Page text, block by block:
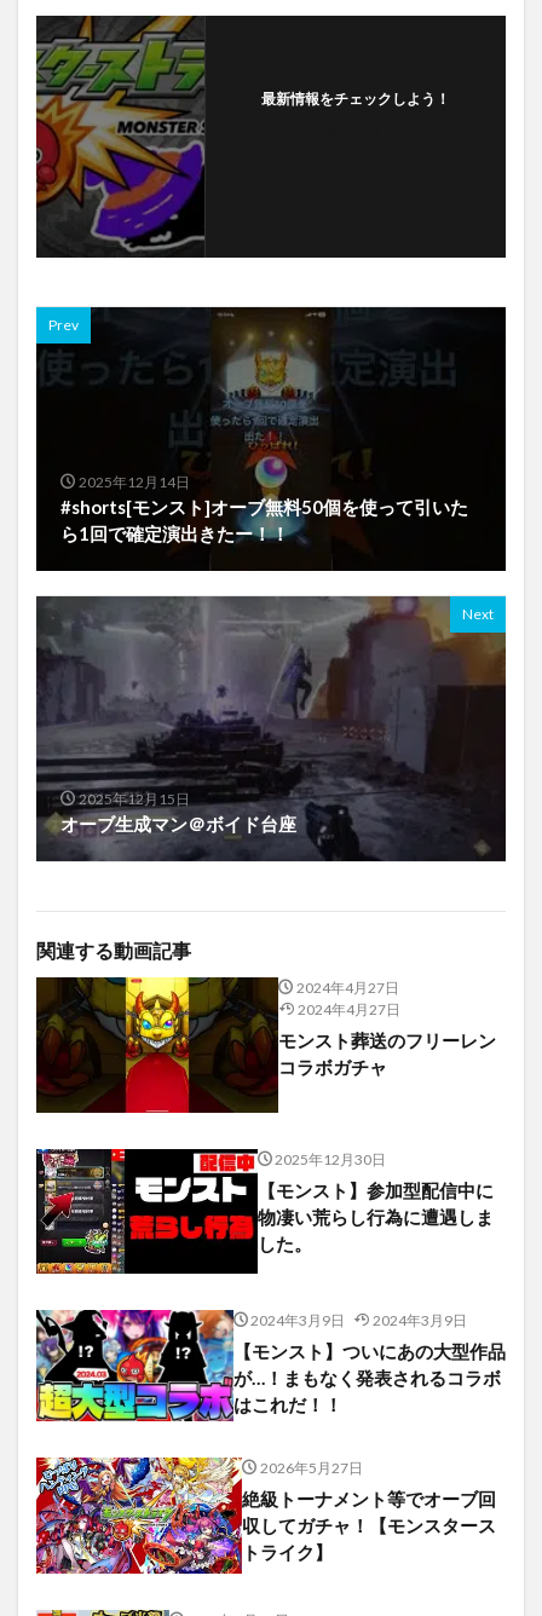
最新情報をチェックしよう！
Prev
2025年12月14日
#shorts[モンスト]オーブ無料50個を使って引いた
ら1回で確定演出きたー！！
Next
2025年12月15日
オーブ生成マン＠ボイド台座
関連する動画記事
2024年4月27日
2024年4月27日
モンスト葬送のフリーレン
コラボガチャ
2025年12月30日
【モンスト】参加型配信中に
物凄い荒らし行為に遭遇しま
した。
2024年3月9日 2024年3月9日
【モンスト】ついにあの大型作品
が…！まもなく発表されるコラボ
はこれだ！！
2026年5月27日
絶級トーナメント等でオーブ回
収してガチャ！【モンスタース
トライク】